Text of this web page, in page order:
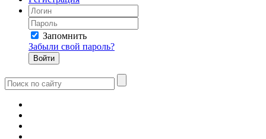
Запомнить
Забыли свой пароль?